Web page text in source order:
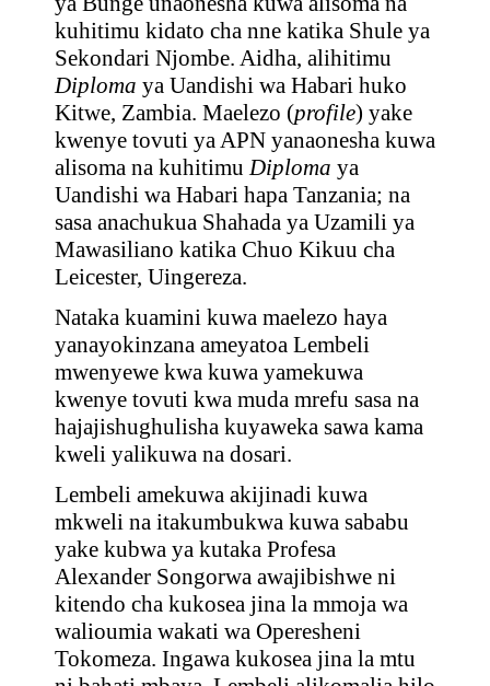
kuhitimu kidato cha nne katika Shule ya
Sekondari Njombe. Aidha, alihitimu
Diploma ya Uandishi wa Habari huko
Kitwe, Zambia. Maelezo (profile) yake
kwenye tovuti ya APN yanaonesha kuwa
alisoma na kuhitimuDiploma ya
Uandishi wa Habari hapa Tanzania; na
sasa anachukua Shahada ya Uzamili ya
Mawasiliano katika Chuo Kikuu cha
Leicester, Uingereza.
Nataka kuamini kuwa maelezo haya
yanayokinzana ameyatoa Lembeli
mwenyewe kwa kuwa yamekuwa
kwenye tovuti kwa muda mrefu sasa na
hajajishughulisha kuyaweka sawa kama
kweli yalikuwa na dosari.
Lembeli amekuwa akijinadi kuwa
mkweli na itakumbukwa kuwa sababu
yake kubwa ya kutaka Profesa
Alexander Songorwa awajibishwe ni
kitendo cha kukosea jina la mmoja wa
walioumia wakati wa Operesheni
Tokomeza. Ingawa kukosea jina la mtu